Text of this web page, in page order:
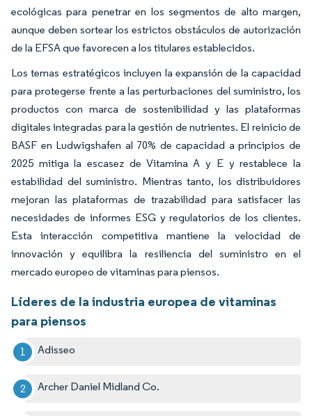
ecológicas para penetrar en los segmentos de alto margen,
aunque deben sortear los estrictos obstáculos de autorización
de la EFSA que favorecen a los titulares establecidos.
Los temas estratégicos incluyen la expansión de la capacidad
para protegerse frente a las perturbaciones del suministro, los
productos con marca de sostenibilidad y las plataformas
digitales integradas para la gestión de nutrientes. El reinicio de
BASF en Ludwigshafen al 70% de capacidad a principios de
2025 mitiga la escasez de Vitamina A y E y restablece la
estabilidad del suministro. Mientras tanto, los distribuidores
mejoran las plataformas de trazabilidad para satisfacer las
necesidades de informes ESG y regulatorios de los clientes.
Esta interacción competitiva mantiene la velocidad de
innovación y equilibra la resiliencia del suministro en el
mercado europeo de vitaminas para piensos.
Líderes de la industria europea de vitaminas
para piensos
Adisseo
Archer Daniel Midland Co.